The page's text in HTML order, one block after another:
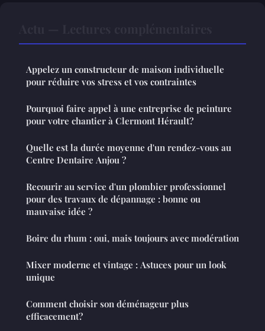
Appelez un constructeur de maison individuelle
pour réduire vos stress et vos contraintes
Pourquoi faire appel à une entreprise de peinture
pour votre chantier à Clermont Hérault?
Quelle est la durée moyenne d'un rendez-vous au
Centre Dentaire Anjou ?
Recourir au service d'un plombier professionnel
pour des travaux de dépannage : bonne ou
mauvaise idée ?
Boire du rhum : oui, mais toujours avec modération
Mixer moderne et vintage : Astuces pour un look
unique
Comment choisir son déménageur plus
efficacement?